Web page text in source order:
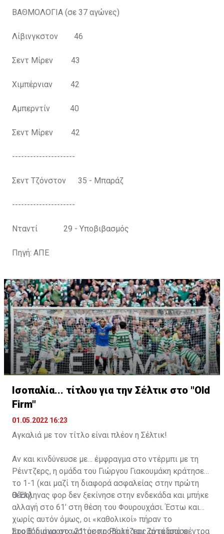
2006 Σέλτικ
2007 Σέλτικ
2008 Σέλτικ
2009 Ρέιντζερς
2010 Ρέιντζερς
2012 Σέλτικ
2013 Σέλτικ
2014 Σέλτικ
2015 Σέλτικ
ΒΑΘΜΟΛΟΓΙΑ (σε 37 αγώνες)
Λίβινγκστον 46
Σεντ Μίρεν 43
Χιμπέρνιαν 42
Αμπερντίν 40
Σεντ Μίρεν 42
---------------------
Σεντ Τζόνστον 35 - Μπαράζ
---------------------
Νταντί 29 - Υποβιβασμός
Πηγή: ΑΠΕ
Ισοπαλία... τίτλου για την Σέλτικ στο "Old
Firm"
01.05.2022 16:23
Αγκαλιά με τον τίτλο είναι πλέον η Σέλτικ!
Αν και κινδύνευσε με… έμφραγμα στο ντέρμπι με τη
Ρέιντζερς, η ομάδα του Γιώργου Γιακουμάκη κράτησε
το 1-1 (και μαζί τη διαφορά ασφαλείας στην πρώτη
θέση).
Ο Έλληνας φορ δεν ξεκίνησε στην ενδεκάδα και μπήκε
αλλαγή στο 61’ στη θέση του Φουρουχάσι. Έστω και
χωρίς αυτόν όμως, οι «καθολικοί» πήραν το
προβάδισμα στο 21’ με προβολή του Ζότα από σέντρα
Στο β’ ημίχρονο ωστόσο η Ρέιντζερς αντέδρασε.